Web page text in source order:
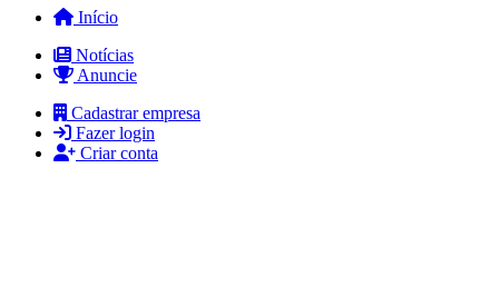
Início
Notícias
Anuncie
Cadastrar empresa
Fazer login
Criar conta